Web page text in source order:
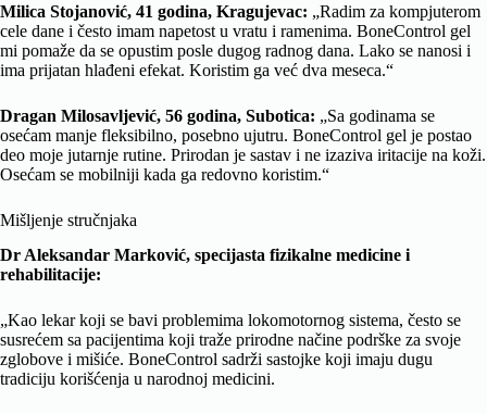
Milica Stojanović, 41 godina, Kragujevac: „Radim za kompjuterom
cele dane i često imam napetost u vratu i ramenima. BoneControl gel
mi pomaže da se opustim posle dugog radnog dana. Lako se nanosi i
ima prijatan hlađeni efekat. Koristim ga već dva meseca.“
Dragan Milosavljević, 56 godina, Subotica: „Sa godinama se
osećam manje fleksibilno, posebno ujutru. BoneControl gel je postao
deo moje jutarnje rutine. Prirodan je sastav i ne izaziva iritacije na koži.
Osećam se mobilniji kada ga redovno koristim.“
Mišljenje stručnjaka
Dr Aleksandar Marković, specijasta fizikalne medicine i
rehabilitacije:
„Kao lekar koji se bavi problemima lokomotornog sistema, često se
susrećem sa pacijentima koji traže prirodne načine podrške za svoje
zglobove i mišiće. BoneControl sadrži sastojke koji imaju dugu
tradiciju korišćenja u narodnoj medicini.